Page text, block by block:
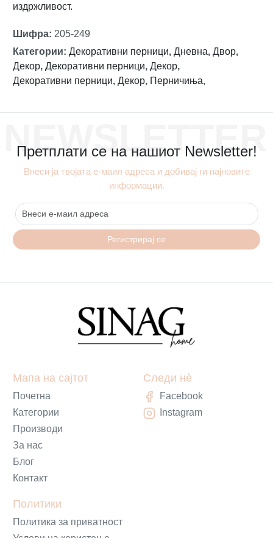
издржливост.
Шифра: 205-249
Категории: Декоративни перници, Дневна, Двор,
Декор, Декоративни перници, Декор,
Декоративни перници, Декор, Перничиња,
NEWSLETTER
Претплати се на нашиот Newsletter!
Внеси ја твојата е-маил адреса и добивај ги најновите
информации.
Регистрирај се
Мапа на сајтот
Почетна
Категории
Производи
За нас
Блог
Контакт
Политики
Политика за приватност
Следи нè
Facebook
Instagram